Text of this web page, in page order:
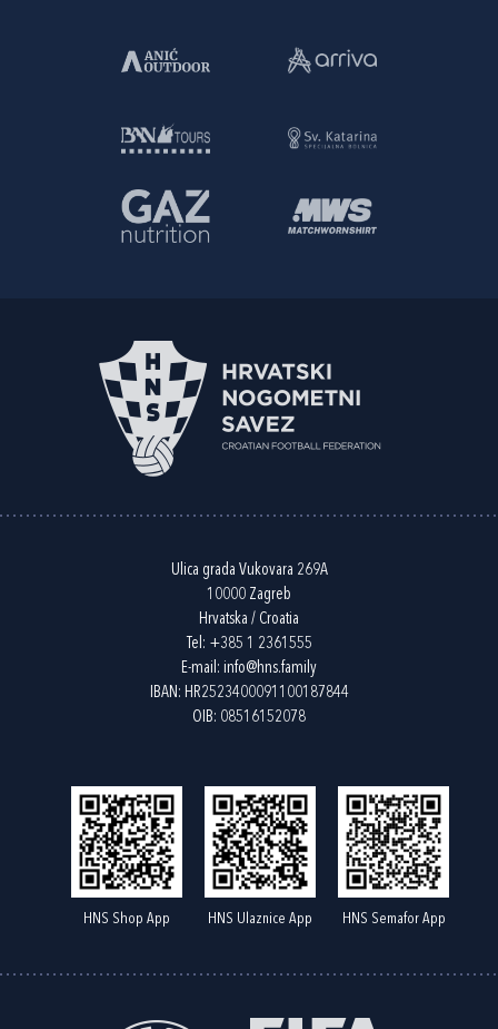
Ulica grada Vukovara 269A
10000 Zagreb
Hrvatska / Croatia
Tel: +385 1 2361555
E-mail: info@hns.family
IBAN: HR2523400091100187844
OIB: 08516152078
HNS Shop App HNS Ulaznice App HNS Semafor App